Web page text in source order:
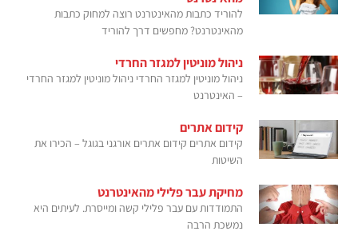
להוריד כתבות מהאינטרנט רוצה למחוק כתבות
מהאינטרנט? מחפשים דרך להוריד
ניהול מוניטין למגזר החרדי
ניהול מוניטין למגזר החרדי ניהול מוניטין למגזר החרדי
– האינטרנט
קידום אתרים
קידום אתרים קידום אתרים אורגני בגוגל – הכירו את
השיטות
מחיקת עבר פלילי מהאינטרנט
התמודדות עם עבר פלילי קשה ומייסרת. לעיתים היא
נמשכת הרבה